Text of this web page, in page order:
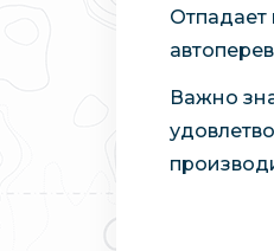
Отпадает
Важно